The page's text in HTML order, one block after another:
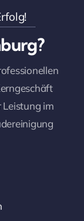
Leistung im